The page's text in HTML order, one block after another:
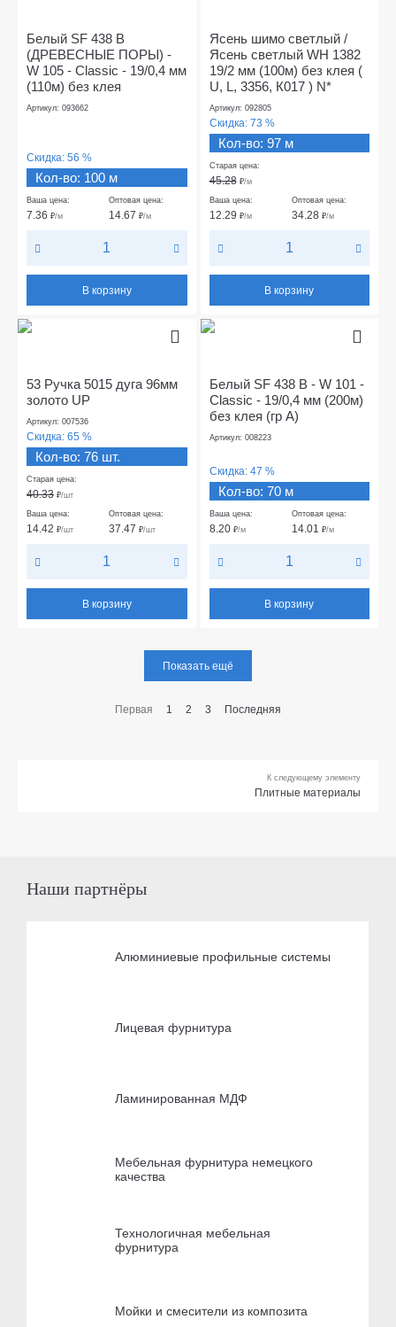
Белый SF 438 В
(ДРЕВЕСНЫЕ ПОРЫ) -
W 105 - Classic - 19/0,4 мм
(110м) без клея
Артикул: 093662
Скидка: 56 %
Кол-во: 100 м
Ваша цена:
7.36 ₽/м
Оптовая цена:
14.67₽/м
В корзину
Ясень шимо светлый /
Ясень светлый WH 1382
19/2 мм (100м) без клея (
U, L, 3356, К017 ) N*
Артикул: 092805
Скидка: 73 %
Кол-во: 97 м
Старая цена:
45.28 ₽/м
Ваша цена:
12.29 ₽/м
Оптовая цена:
34.28 ₽/м
В корзину
53 Ручка 5015 дуга 96мм
золото UP
Артикул: 007536
Скидка: 65 %
Кол-во: 76 шт.
Старая цена:
40.33 ₽/шт
Ваша цена:
14.42 ₽/шт
Оптовая цена:
37.47₽/шт
В корзину
Белый SF 438 В - W 101 -
Classic - 19/0,4 мм (200м)
без клея (гр А)
Артикул: 008223
Скидка: 47 %
Кол-во: 70 м
Ваша цена:
8.20 ₽/м
Оптовая цена:
14.01 ₽/м
В корзину
Показать ещё
Первая 1 2 3 Последняя
К следующему элементу
Плитные материалы
Наши партнёры
Алюминиевые профильные системы
Лицевая фурнитура
Ламинированная МДФ
Мебельная фурнитура немецкого
качества
Технологичная мебельная
фурнитура
Мойки и смесители из композита